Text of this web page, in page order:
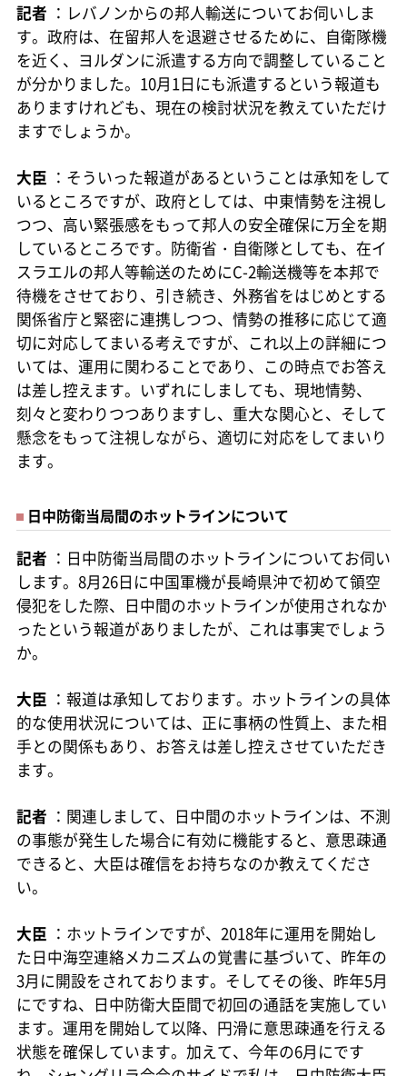
記者 ：レバノンからの邦人輸送についてお伺いしま
す。政府は、在留邦人を退避させるために、自衛隊機
を近く、ヨルダンに派遣する方向で調整していること
が分かりました。10月1日にも派遣するという報道も
ありますけれども、現在の検討状況を教えていただけ
ますでしょうか。
大臣 ：そういった報道があるということは承知をして
いるところですが、政府としては、中東情勢を注視し
つつ、高い緊張感をもって邦人の安全確保に万全を期
しているところです。防衛省・自衛隊としても、在イ
スラエルの邦人等輸送のためにC-2輸送機等を本邦で
待機をさせており、引き続き、外務省をはじめとする
関係省庁と緊密に連携しつつ、情勢の推移に応じて適
切に対応してまいる考えですが、これ以上の詳細につ
いては、運用に関わることであり、この時点でお答え
は差し控えます。いずれにしましても、現地情勢、
刻々と変わりつつありますし、重大な関心と、そして
懸念をもって注視しながら、適切に対応をしてまいり
ます。
日中防衛当局間のホットラインについて
記者 ：日中防衛当局間のホットラインについてお伺い
します。8月26日に中国軍機が長崎県沖で初めて領空
侵犯をした際、日中間のホットラインが使用されなか
ったという報道がありましたが、これは事実でしょう
か。
大臣 ：報道は承知しております。ホットラインの具体
的な使用状況については、正に事柄の性質上、また相
手との関係もあり、お答えは差し控えさせていただき
ます。
記者 ：関連しまして、日中間のホットラインは、不測
の事態が発生した場合に有効に機能すると、意思疎通
できると、大臣は確信をお持ちなのか教えてくださ
い。
大臣 ：ホットラインですが、2018年に運用を開始し
た日中海空連絡メカニズムの覚書に基づいて、昨年の
3月に開設をされております。そしてその後、昨年5月
にですね、日中防衛大臣間で初回の通話を実施してい
ます。運用を開始して以降、円滑に意思疎通を行える
状態を確保しています。加えて、今年の6月にです